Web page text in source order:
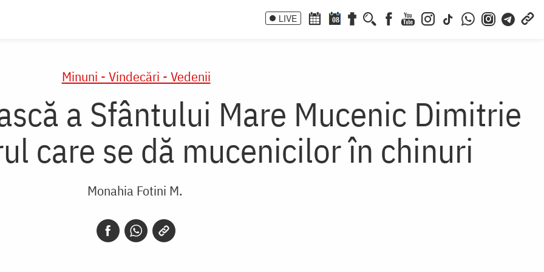
LIVE 08
Minuni - Vindecări - Vedenii
a Sfântului Mare Mucenic Dimitrie
care se dă mucenicilor în chinuri
Monahia Fotini M.